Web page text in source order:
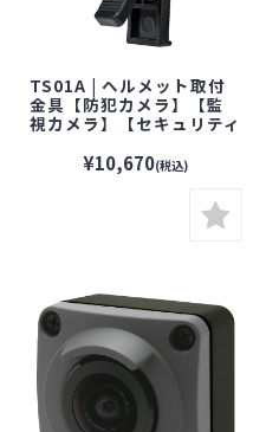
TS01A | ヘルメット取付
金具【防犯カメラ】【監
視カメラ】【セキュリティ
【ワテック】
¥10,670(税込)